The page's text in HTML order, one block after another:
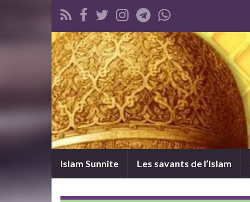
Islam Sunnite Les savants de l’Islam